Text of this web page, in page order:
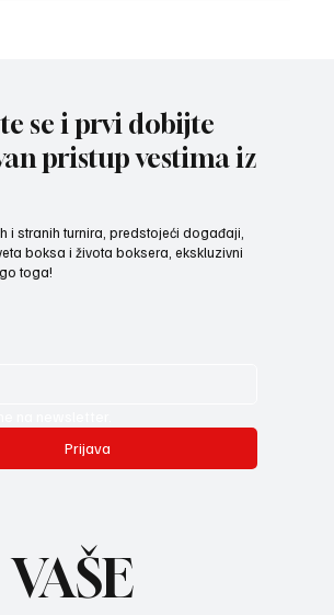
se i prvi dobijte
pristup vestima iz
i stranih turnira, predstojeći događaji,
boksa i života boksera, ekskluzivni
toga!
Prijava
VAŠE